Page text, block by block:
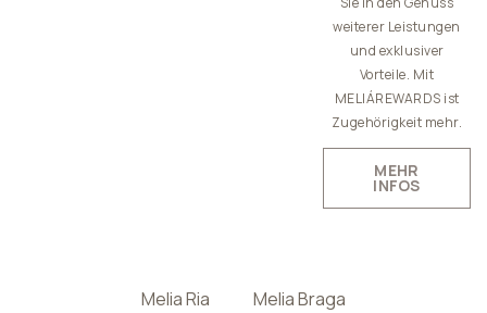
weiterer Leistungen
und exklusiver
Vorteile. Mit
MELIÁREWARDS ist
Zugehörigkeit mehr.
MEHR
INFOS
Melia Ria Melia Braga